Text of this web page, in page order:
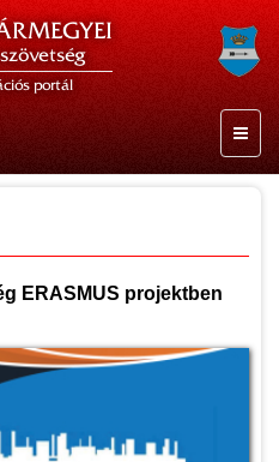
portál
ERASMUS projektben